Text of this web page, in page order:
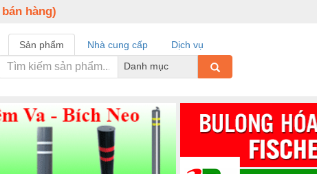
hàng)
Sản phẩm Nhà cung cấp
Dịch vụ
Danh mục